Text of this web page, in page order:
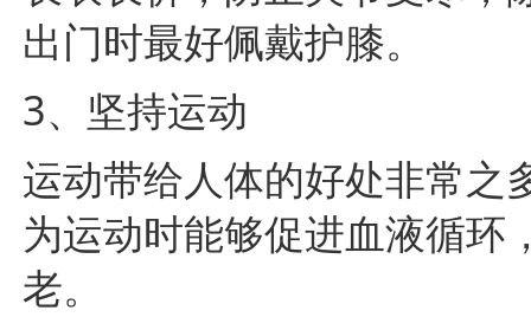
出门时最好佩戴护膝。
3、坚持运动
运动带给人体的好处非常之
为运动时能够促进血液循环
老。